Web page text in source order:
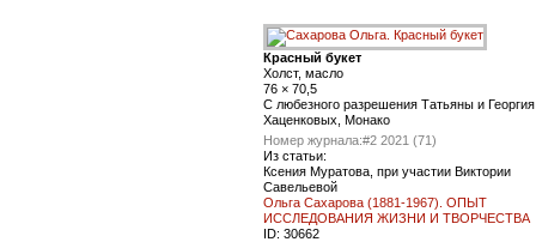
Красный букет
Холст, масло
76 × 70,5
С любезного разрешения Татьяны и Георгия
Хаценковых, Монако
Номер журнала:#2 2021 (71)
Из статьи:
Ксения Муратова, при участии Виктории
Савельевой
Ольга Сахарова (1881-1967). ОПЫТ
ИССЛЕДОВАНИЯ ЖИЗНИ И ТВОРЧЕСТВА
ID: 30662